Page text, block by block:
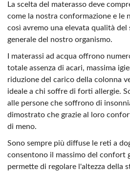
La scelta del materasso deve
come la nostra conformazione e le
così avremo una elevata qualità del
generale del nostro organismo.
I materassi ad acqua offrono
totale assenza di acari, massima
riduzione del carico della colonna
ideale a chi soffre di forti allergie.
alle persone che soffrono di
dimostrato che grazie al loro
di meno.
Sono sempre più diffuse le reti a
consentono il massimo del confort
permette di regolare l'altezza della